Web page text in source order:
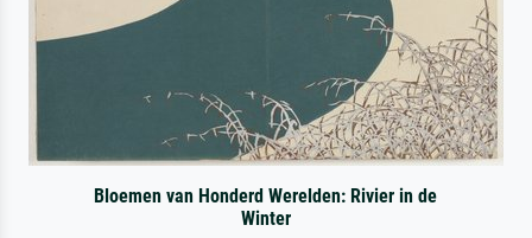
Bloemen van Honderd Werelden: Rivier in de
Winter